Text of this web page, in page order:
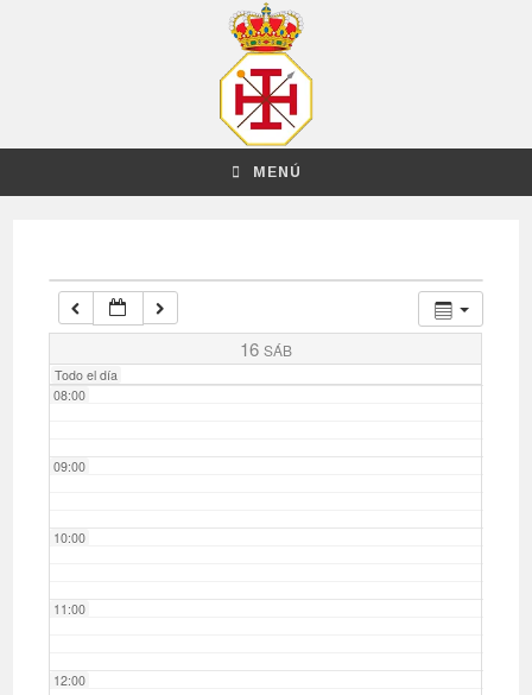
MENÚ
16 SÁB
Todo el día
07:00
08:00
09:00
10:00
11:00
12:00